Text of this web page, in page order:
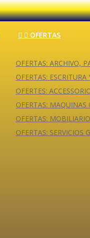
  OFERTAS
OFERTAS: ARCHIVO,
OFERTAS: ESCRITURA
OFERTES:
OFERTAS:
OFERTAS:
OFERTAS: SERVICIOS